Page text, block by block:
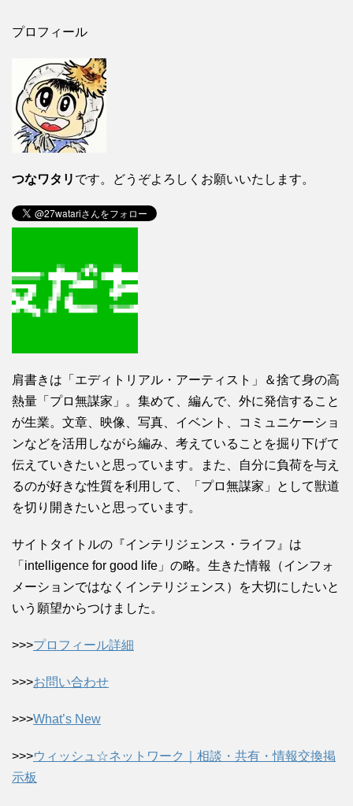
プロフィール
つなワタリ です。どうぞよろしくお願いいたします。
肩書きは「エディトリアル・アーティスト」＆捨て身の高
熱量「プロ無謀家」。集めて、編んで、外に発信すること
が生業。文章、映像、写真、イベント、コミュニケーショ
ンなどを活用しながら編み、考えていることを掘り下げて
伝えていきたいと思っています。また、自分に負荷を与え
るのが好きな性質を利用して、「プロ無謀家」として獣道
を切り開きたいと思っています。
サイトタイトルの『インテリジェンス・ライフ』は
「intelligence for good life」の略。生きた情報（インフォ
メーションではなくインテリジェンス）を大切にしたいと
いう願望からつけました。
>>>プロフィール詳細
>>>お問い合わせ
>>>What’s New
>>>ウィッシュ☆ネットワーク｜相談・共有・情報交換掲
示板